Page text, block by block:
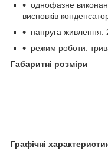
однофазне
висновків
напруга живлення:
режим роботи:
Габаритні розміри
Графічні